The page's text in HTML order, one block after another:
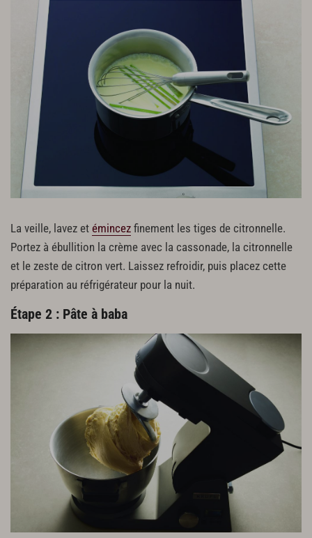
La veille, lavez et émincez finement les tiges de citronnelle.
Portez à ébullition la crème avec la cassonade, la citronnelle
et le zeste de citron vert. Laissez refroidir, puis placez cette
préparation au réfrigérateur pour la nuit.
Étape 2 : Pâte à baba